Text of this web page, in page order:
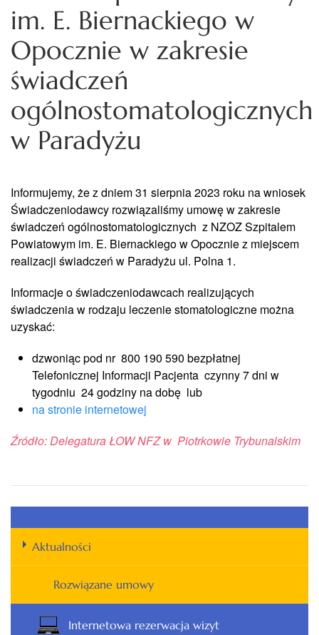
im. E. Biernackiego w
Opocznie w zakresie
świadczeń
ogólnostomatologicznych
w Paradyżu
Informujemy, że z dniem 31 sierpnia 2023 roku na wniosek
Świadczeniodawcy rozwiązaliśmy umowę w zakresie
świadczeń ogólnostomatologicznych z NZOZ Szpitalem
Powiatowym im. E. Biernackiego w Opocznie z miejscem
realizacji świadczeń w Paradyżu ul. Polna 1.
Informacje o świadczeniodawcach realizujących
świadczenia w rodzaju leczenie stomatologiczne można
uzyskać:
dzwoniąc pod nr 800 190 590 bezpłatnej
Telefonicznej Informacji Pacjenta czynny 7 dni w
tygodniu 24 godziny na dobę lub
na stronie internetowej
Źródło: Delegatura ŁOW NFZ w Piotrkowie Trybunalskim
Aktualności
Rozwiązane umowy
Internetowa rezerwacja wizyt